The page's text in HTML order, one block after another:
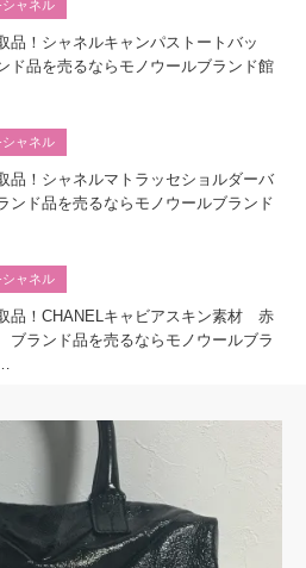
ャネル
品！シャネルキャンパストートバッ
品を売るならモノウールブランド館
ャネル
品！シャネルマトラッセショルダーバ
ド品を売るならモノウールブランド
ャネル
品！CHANELキャビアスキン素材 赤
ランド品を売るならモノウールブラ